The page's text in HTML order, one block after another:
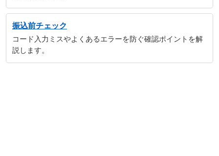
振込前チェック
コード入力ミスやよくあるエラーを防ぐ確認ポイントを解
説します。